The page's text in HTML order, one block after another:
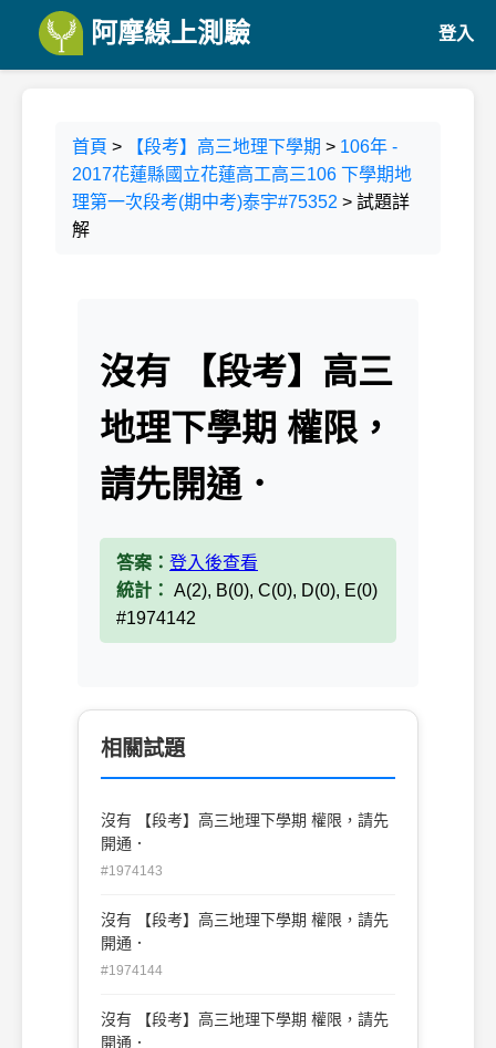
阿摩線上測驗 登入
首頁 > 【段考】高三地理下學期 > 106年 -
2017花蓮縣國立花蓮高工高三106 下學期地
理第一次段考(期中考)泰宇#75352 > 試題詳
解
沒有 【段考】高三
地理下學期 權限，
請先開通．
答案： 登入後查看
統計： A(2), B(0), C(0), D(0), E(0)
#1974142
相關試題
沒有 【段考】高三地理下學期 權限，請先
開通．
#1974143
沒有 【段考】高三地理下學期 權限，請先
開通．
#1974144
沒有 【段考】高三地理下學期 權限，請先
開通．